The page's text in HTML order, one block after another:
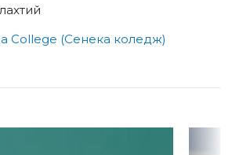
College (Сенека коледж)